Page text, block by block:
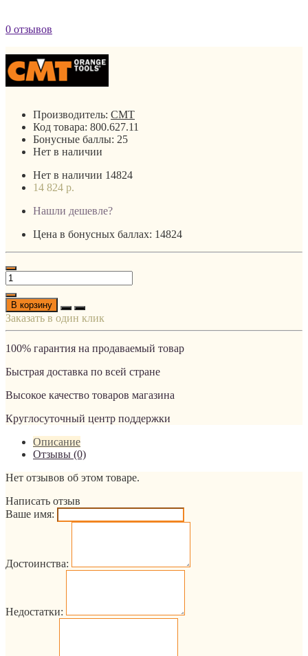
0 отзывов
Производитель: CMT
Код товара: 800.627.11
Бонусные баллы: 25
Нет в наличии
Нет в наличии 14824
14 824 р.
Нашли дешевле?
Цена в бонусных баллах: 14824
В корзину
Заказать в один клик
100% гарантия на продаваемый товар
Быстрая доставка по всей стране
Высокое качество товаров магазина
Круглосуточный центр поддержки
Описание
Отзывы (0)
Нет отзывов об этом товаре.
Написать отзыв
Ваше имя:
Достоинства:
Недостатки: